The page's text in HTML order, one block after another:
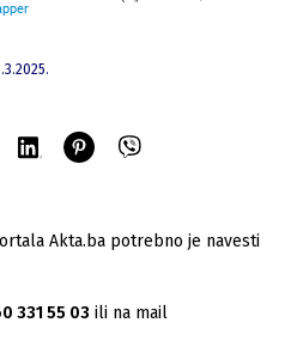
Akta.ba potrebno je navesti
331 55 03 ili na mail